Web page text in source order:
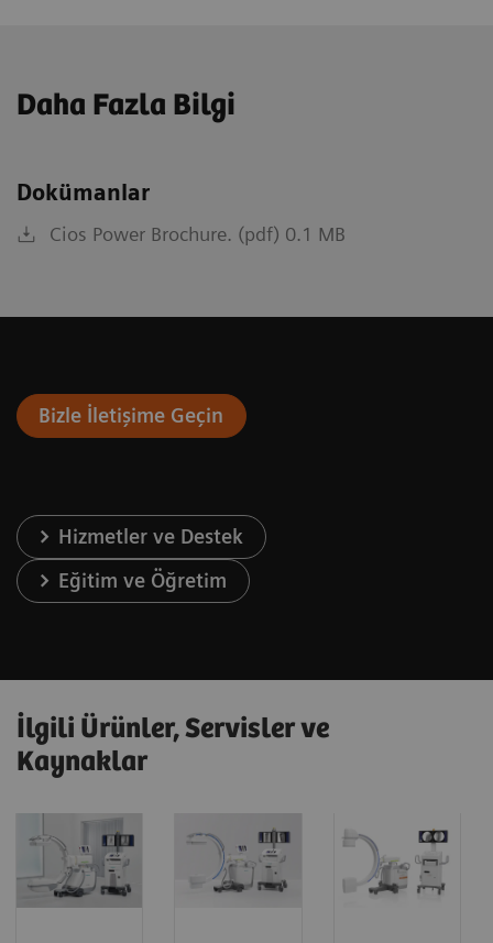
Daha Fazla Bilgi
Dokümanlar
Cios Power Brochure. (pdf) 0.1 MB
Bizle İletişime Geçin
Hizmetler ve Destek
Eğitim ve Öğretim
İlgili Ürünler, Servisler ve
Kaynaklar